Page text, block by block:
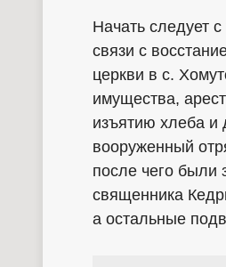
Начать следует
связи с
церкви в с.
имущества,
изъятию хлеба и
вооруженный
после чего были
священника
а остальные